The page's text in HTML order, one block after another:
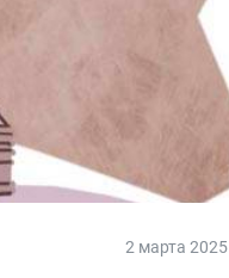
2 марта 2025